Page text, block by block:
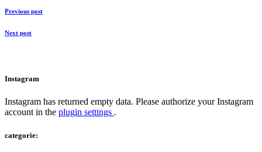
Previous post
Next post
Instagram
Instagram has returned empty data. Please authorize your Instagram
account in the plugin settings .
categorie: